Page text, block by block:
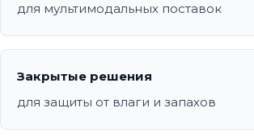
для мультимодальных поставок
Закрытые решения
для защиты от влаги и запахов